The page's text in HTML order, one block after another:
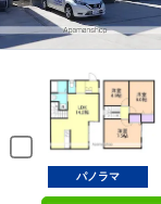
パノラマ